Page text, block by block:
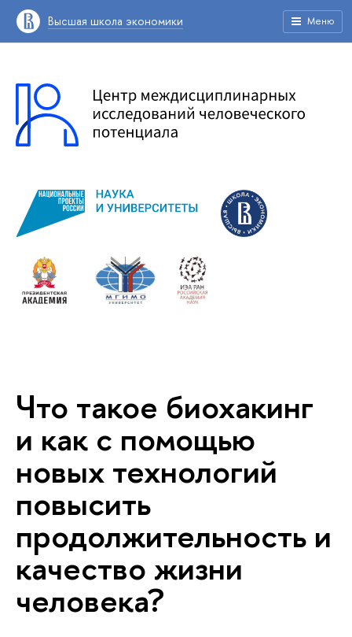
Высшая школа экономики Меню
Что такое биохакинг
и как с помощью
новых технологий
повысить
продолжительность и
качество жизни
человека?